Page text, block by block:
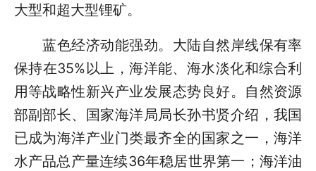
大型和超大型锂矿。
蓝色经济动能强劲。大陆自然岸线保有率
保持在35%以上，海洋能、海水淡化和综合利
用等战略性新兴产业发展态势良好。自然资源
部副部长、国家海洋局局长孙书贤介绍，我国
已成为海洋产业门类最齐全的国家之一，海洋
水产品总产量连续36年稳居世界第一；海洋油